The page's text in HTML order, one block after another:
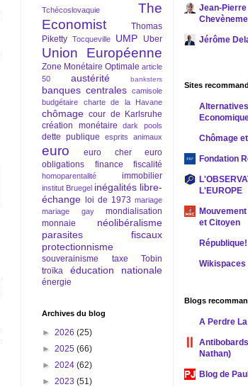
Tchécoslovaquie
The
Economist
Thomas
Piketty Tocqueville UMP Uber
Union Européenne
Zone Monétaire Optimale article
50
austérité banksters
banques centrales camisole
budgétaire
charte de la Havane
chômage cour de Karlsruhe
création monétaire
dark pools
dette publique esprits animaux
euro euro cher
euro
obligations
finance fiscalité
homoparentalité immobilier
institut Bruegel inégalités libre-
échange
loi de 1973 mariage
mariage gay
mondialisation
monnaie
néolibéralisme
parasites fiscaux
protectionnisme
souverainisme
taxe Tobin
troïka
éducation nationale
énergie
Archives du blog
► 2026 (25)
► 2025 (66)
► 2024 (62)
► 2023 (51)
Jean-Pierre
Jérôme
Sites
Alternatives
Chômage
Fondation
L'EUROPE
et Citoyen
République!
Wikispaces
Blogs
A Perdre
Nathan)
Blog de